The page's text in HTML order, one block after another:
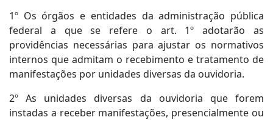
1º Os órgãos e entidades da administração pública
federal a que se refere o art. 1º adotarão as
providências necessárias para ajustar os normativos
internos que admitam o recebimento e tratamento de
manifestações por unidades diversas da ouvidoria.
2º As unidades diversas da ouvidoria que forem
instadas a receber manifestações, presencialmente ou